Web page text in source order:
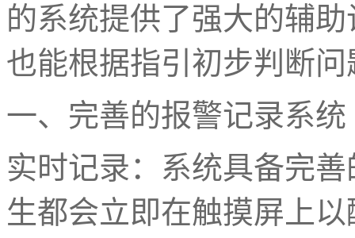
的系统提供了强大的辅
也能根据指引初步判断问
一、完善的报警记录系统
实时记录：系统具备完
生都会立即在触摸屏上